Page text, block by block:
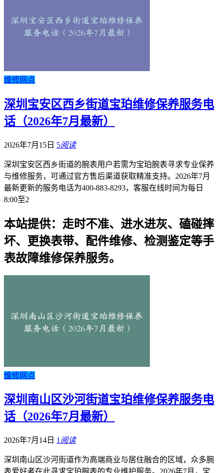
维修网点
深圳宝安区西乡街道宝珀维修保养服务电
话（2026年7月最新）
2026年7月15日 5阅读
深圳宝安区西乡街道的腕表用户若需为宝珀腕表寻求专业保养
与维修服务，可通过官方售后渠道获取精准支持。2026年7月
最新更新的服务电话为400-883-8293，客服在线时间为每日
8:00至2
本站提供：走时不准、进水进灰、磕碰摔
坏、更换表带、配件维修、检测鉴定等手
表故障维修保养服务。
维修网点
深圳南山区沙河街道宝珀维修保养服务电
话（2026年7月最新）
2026年7月14日 1 阅读
深圳南山区沙河街道作为高端商业与居住融合的区域，众多腕